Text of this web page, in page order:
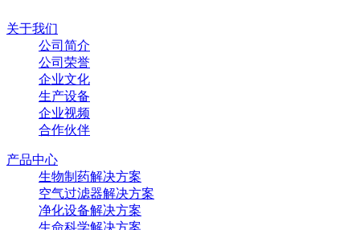
关于我们
公司简介
公司荣誉
企业文化
生产设备
企业视频
合作伙伴
产品中心
生物制药解决方案
空气过滤器解决方案
净化设备解决方案